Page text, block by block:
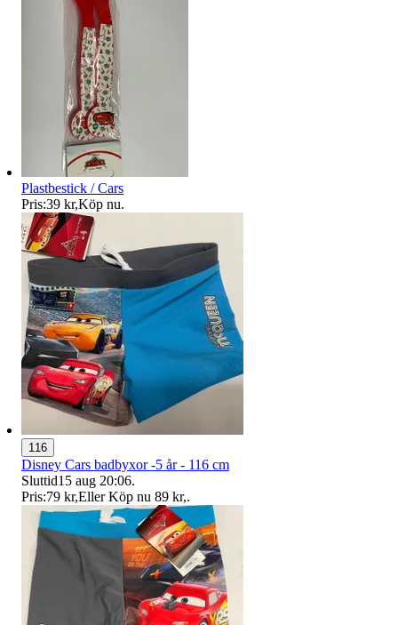
Plastbestick / Cars
Pris:39 kr,Köp nu.
116
Disney Cars badbyxor -5 år - 116 cm
Sluttid15 aug 20:06.
Pris:79 kr,Eller Köp nu 89 kr,.